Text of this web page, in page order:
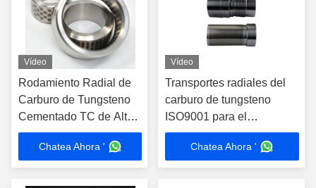
Vídeo
Rodamiento Radial de
Carburo de Tungsteno
Cementado TC de Alta
Resistencia a la
Corrosión –
Personalizado para la
Industria Minera
Chatea Ahora '
Vídeo
Transportes radiales del
carburo de tungsteno
ISO9001 para el
transporte del TC de las
herramientas de
perforación del martillo
Chatea Ahora '